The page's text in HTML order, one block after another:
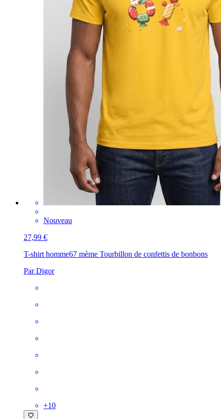
Nouveau
27,99 €
T-shirt homme67 mème Tourbillon de confettis de bonbons
Par Digor
+10